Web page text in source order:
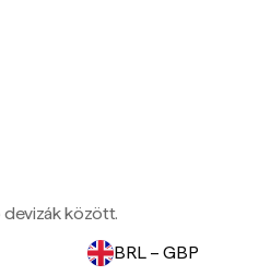
devizák között.
BRL – GBP